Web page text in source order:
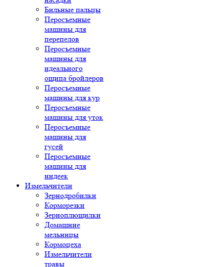
Бильные пальцы
Перосъемные
машины для
перепелов
Перосъемные
машины для
идеального
ощипа бройлеров
Перосъемные
машины для кур
Перосъемные
машины для уток
Перосъемные
машины для
гусей
Перосъемные
машины для
индеек
Измельчители
Зернодробилки
Корморезки
Зерноплющилки
Домашние
мельницы
Кормоцеха
Измельчители
травы